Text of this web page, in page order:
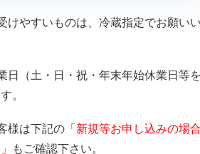
けやすいものは、冷蔵指定でお願い
日（土・日・祝・年末年始休業日等
。
様は下記の 「新規等お申し込みの場
もご確認下さい。